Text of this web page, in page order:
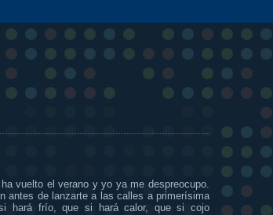
vuelto el verano y yo ya me despreocupo.
antes de lanzarte a las calles a primerísima
hará frío, que si hará calor, que si cojo